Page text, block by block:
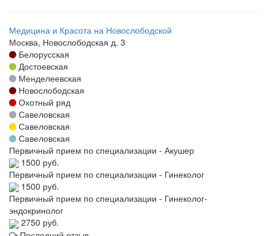
Медицина и Красота на Новослободской
Москва, Новослободская д. 3
Белорусская
Достоевская
Менделеевская
Новослободская
Охотный ряд
Савеловская
Савеловская
Савеловская
Первичный прием по специализации - Акушер
1500 руб.
Первичный прием по специализации - Гинеколог
1500 руб.
Первичный прием по специализации - Гинеколог-
эндокринолог
2750 руб.